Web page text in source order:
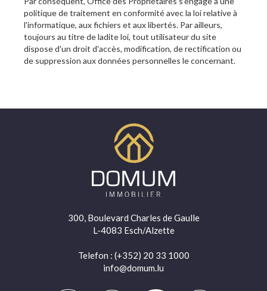
politique de traitement en conformité avec la loi relative à
l'informatique, aux fichiers et aux libertés. Par ailleurs,
toujours au titre de ladite loi, tout utilisateur du site
dispose d'un droit d'accès, modification, de rectification ou
de suppression aux données personnelles le concernant.
300, Boulevard Charles de Gaulle
L-4083 Esch/Alzette
Telefon : (+352) 20 33 1000
info@domum.lu